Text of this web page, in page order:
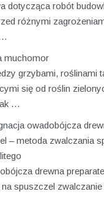
dotycząca robót
różnymi
muchomor
grzybami, roślinami
się od roślin
…
owadobójcza
– metoda zwalczania
drewna
spuszczel